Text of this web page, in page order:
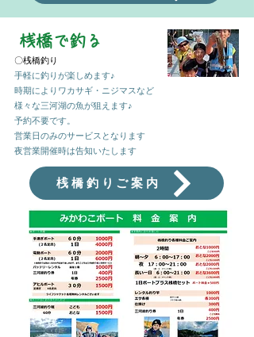
​桟橋で釣る
〇桟橋釣り
手軽に釣りが楽しめます♪
時期によりワカサギ・ニジマスなど
様々な三河湖の魚が狙えます♪
​予約不要です。
営業日のみのサービスとなります
夜営業開催時は告知いたします
桟橋釣りご案内